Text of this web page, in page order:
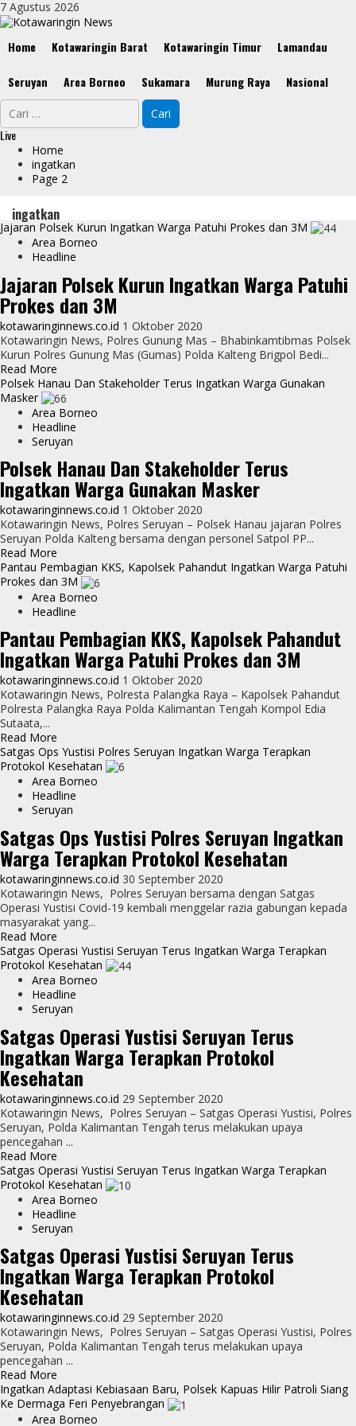
Skip
to
7 Agustus 2026
Menu
Home Kotawaringin Barat Kotawaringin Timur Lamandau
Seruyan Area Borneo Sukamara Murung Raya Nasional
Cari
untuk:
Live
Home
ingatkan
Page 2
ingatkan
Jajaran Polsek Kurun Ingatkan Warga Patuhi Prokes dan 3M
Area Borneo
Headline
Jajaran Polsek Kurun Ingatkan Warga Patuhi
Prokes dan 3M
kotawaringinnews.co.id 1 Oktober 2020
Kotawaringin News, Polres Gunung Mas – Bhabinkamtibmas Polsek
Kurun Polres Gunung Mas (Gumas) Polda Kalteng Brigpol Bedi...
Read More
more
about
Jajaran
Polsek
Kurun
Ingatkan
Warga
Patuhi
Prokes
dan
3M
Polsek Hanau Dan Stakeholder Terus Ingatkan Warga Gunakan
Masker
Area Borneo
Headline
Seruyan
Polsek Hanau Dan Stakeholder Terus
Ingatkan Warga Gunakan Masker
kotawaringinnews.co.id 1 Oktober 2020
Kotawaringin News, Polres Seruyan – Polsek Hanau jajaran Polres
Seruyan Polda Kalteng bersama dengan personel Satpol PP...
Read More
more
about
Polsek
Hanau
Stakeholder
Terus
Ingatkan
Warga
Gunakan
Masker
Pantau Pembagian KKS, Kapolsek Pahandut Ingatkan Warga Patuhi
Prokes dan 3M
Area Borneo
Headline
Pantau Pembagian KKS, Kapolsek Pahandut
Ingatkan Warga Patuhi Prokes dan 3M
kotawaringinnews.co.id 1 Oktober 2020
Kotawaringin News, Polresta Palangka Raya – Kapolsek Pahandut
Polresta Palangka Raya Polda Kalimantan Tengah Kompol Edia
Sutaata,...
Read More
more
about
Pantau
Pembagian
KKS,
Kapolsek
Pahandut
Ingatkan
Warga
Patuhi
Prokes
dan
3M
Satgas Ops Yustisi Polres Seruyan Ingatkan Warga Terapkan
Protokol Kesehatan
Area Borneo
Headline
Seruyan
Satgas Ops Yustisi Polres Seruyan Ingatkan
Warga Terapkan Protokol Kesehatan
kotawaringinnews.co.id 30 September 2020
Kotawaringin News, Polres Seruyan bersama dengan Satgas
Operasi Yustisi Covid-19 kembali menggelar razia gabungan kepada
masyarakat yang...
Read More
more
about
Satgas
Ops
Yustisi
Polres
Seruyan
Ingatkan
Warga
Terapkan
Protokol
Kesehatan
Satgas Operasi Yustisi Seruyan Terus Ingatkan Warga Terapkan
Protokol Kesehatan
Area Borneo
Headline
Seruyan
Satgas Operasi Yustisi Seruyan Terus
Ingatkan Warga Terapkan Protokol
Kesehatan
kotawaringinnews.co.id 29 September 2020
Kotawaringin News, Polres Seruyan – Satgas Operasi Yustisi, Polres
Seruyan, Polda Kalimantan Tengah terus melakukan upaya
pencegahan ...
Read More
more
about
Satgas
Operasi
Yustisi
Seruyan
Terus
Ingatkan
Warga
Terapkan
Protokol
Kesehatan
Satgas Operasi Yustisi Seruyan Terus Ingatkan Warga Terapkan
Protokol Kesehatan
Area Borneo
Headline
Seruyan
Satgas Operasi Yustisi Seruyan Terus
Ingatkan Warga Terapkan Protokol
Kesehatan
kotawaringinnews.co.id 29 September 2020
Kotawaringin News, Polres Seruyan – Satgas Operasi Yustisi, Polres
Seruyan, Polda Kalimantan Tengah terus melakukan upaya
pencegahan ...
Read More
more
about
Satgas
Ingatkan Adaptasi Kebiasaan Baru, Polsek Kapuas Hilir Patroli Siang
Ke Dermaga Feri Penyebrangan
Area Borneo